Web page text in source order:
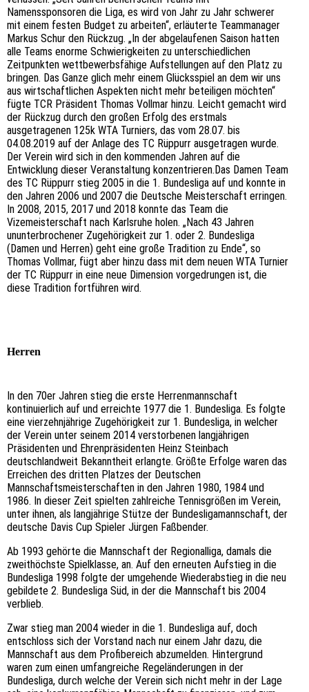
Namenssponsoren die Liga, es wird von Jahr zu Jahr schwerer
mit einem festen Budget zu arbeiten“, erläuterte Teammanager
Markus Schur den Rückzug. „In der abgelaufenen Saison hatten
alle Teams enorme Schwierigkeiten zu unterschiedlichen
Zeitpunkten wettbewerbsfähige Aufstellungen auf den Platz zu
bringen. Das Ganze glich mehr einem Glücksspiel an dem wir uns
aus wirtschaftlichen Aspekten nicht mehr beteiligen möchten“
fügte TCR Präsident Thomas Vollmar hinzu. Leicht gemacht wird
der Rückzug durch den großen Erfolg des erstmals
ausgetragenen 125k WTA Turniers, das vom 28.07. bis
04.08.2019 auf der Anlage des TC Rüppurr ausgetragen wurde.
Der Verein wird sich in den kommenden Jahren auf die
Entwicklung dieser Veranstaltung konzentrieren.Das Damen Team
des TC Rüppurr stieg 2005 in die 1. Bundesliga auf und konnte in
den Jahren 2006 und 2007 die Deutsche Meisterschaft erringen.
In 2008, 2015, 2017 und 2018 konnte das Team die
Vizemeisterschaft nach Karlsruhe holen. „Nach 43 Jahren
ununterbrochener Zugehörigkeit zur 1. oder 2. Bundesliga
(Damen und Herren) geht eine große Tradition zu Ende“, so
Thomas Vollmar, fügt aber hinzu dass mit dem neuen WTA Turnier
der TC Rüppurr in eine neue Dimension vorgedrungen ist, die
diese Tradition fortführen wird.
Herren
In den 70er Jahren stieg die erste Herrenmannschaft
kontinuierlich auf und erreichte 1977 die 1. Bundesliga. Es folgte
eine vierzehnjährige Zugehörigkeit zur 1. Bundesliga, in welcher
der Verein unter seinem 2014 verstorbenen langjährigen
Präsidenten und Ehrenpräsidenten Heinz Steinbach
deutschlandweit Bekanntheit erlangte. Größte Erfolge waren das
Erreichen des dritten Platzes der Deutschen
Mannschaftsmeisterschaften in den Jahren 1980, 1984 und
1986. In dieser Zeit spielten zahlreiche Tennisgrößen im Verein,
unter ihnen, als langjährige Stütze der Bundesligamannschaft, der
deutsche Davis Cup Spieler Jürgen Faßbender.
Ab 1993 gehörte die Mannschaft der Regionalliga, damals die
zweithöchste Spielklasse, an. Auf den erneuten Aufstieg in die
Bundesliga 1998 folgte der umgehende Wiederabstieg in die neu
gebildete 2. Bundesliga Süd, in der die Mannschaft bis 2004
verblieb.
Zwar stieg man 2004 wieder in die 1. Bundesliga auf, doch
entschloss sich der Vorstand nach nur einem Jahr dazu, die
Mannschaft aus dem Profibereich abzumelden. Hintergrund
waren zum einen umfangreiche Regeländerungen in der
Bundesliga, durch welche der Verein sich nicht mehr in der Lage